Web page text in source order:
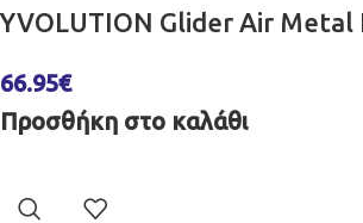
YVOLUTION Glider Air Metal
66.95€
Προσθήκη στο καλάθι